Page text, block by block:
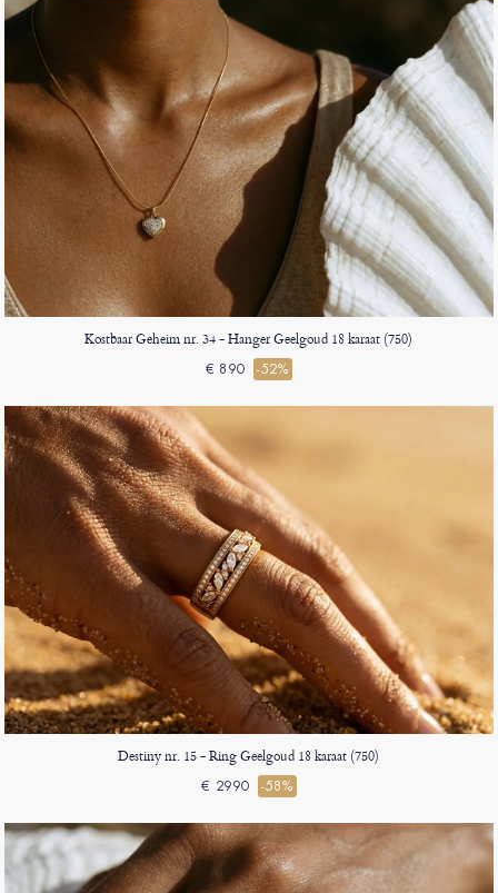
Kostbaar Geheim nr. 34 - Hanger Geelgoud 18 karaat (750)
€ 890 -52%
Destiny nr. 15 - Ring Geelgoud 18 karaat (750)
€ 2990 -58%